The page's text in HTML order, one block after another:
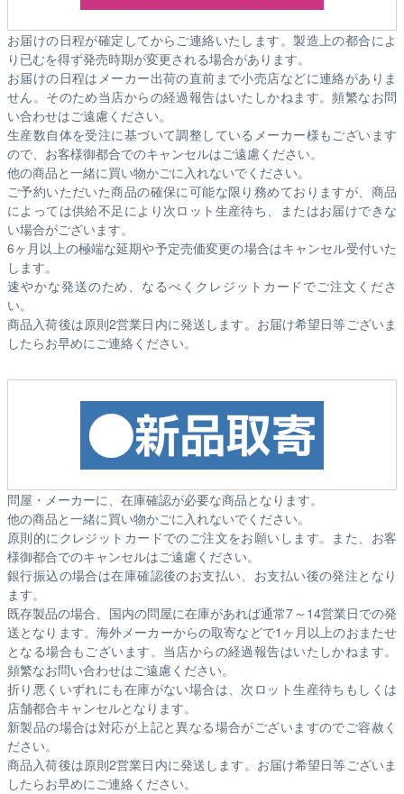
お届けの日程が確定してからご連絡いたします。製造上の都合によ
り已むを得ず発売時期が変更される場合があります。
お届けの日程はメーカー出荷の直前まで小売店などに連絡がありま
せん。そのため当店からの経過報告はいたしかねます。頻繁なお問
い合わせはご遠慮ください。
生産数自体を受注に基づいて調整しているメーカー様もございます
ので、お客様御都合でのキャンセルはご遠慮ください。
他の商品と一緒に買い物かごに入れないでください。
ご予約いただいた商品の確保に可能な限り務めておりますが、商品
によっては供給不足により次ロット生産待ち、またはお届けできな
い場合がございます。
6ヶ月以上の極端な延期や予定売価変更の場合はキャンセル受付いた
します。
速やかな発送のため、なるべくクレジットカードでご注文くださ
い。
商品入荷後は原則2営業日内に発送します。お届け希望日等ございま
したらお早めにご連絡ください。
問屋・メーカーに、在庫確認が必要な商品となります。
他の商品と一緒に買い物かごに入れないでください。
原則的にクレジットカードでのご注文をお願いします。また、お客
様御都合でのキャンセルはご遠慮ください。
銀行振込の場合は在庫確認後のお支払い、お支払い後の発注となり
ます。
既存製品の場合、国内の問屋に在庫があれば通常7～14営業日での発
送となります。海外メーカーからの取寄などで1ヶ月以上のおまたせ
となる場合もございます。 当店からの経過報告はいたしかねます。
頻繁なお問い合わせはご遠慮ください。
折り悪くいずれにも在庫がない場合は、次ロット生産待ちもしくは
店舗都合キャンセルとなります。
新製品の場合は対応が上記と異なる場合がございますのでご容赦く
ださい。
商品入荷後は原則2営業日内に発送します。お届け希望日等ございま
したらお早めにご連絡ください。